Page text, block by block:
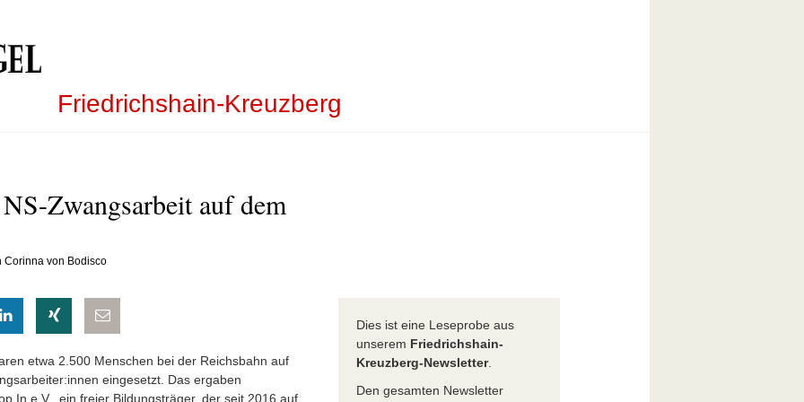
Friedrichshain-Kreuzberg
Zwangsarbeit auf dem
Corinna von Bodisco
teilen
auf LinkedIn teilen
auf Xing teilenper E-Mail teilen
etwa 2.500 Menschen bei der Reichsbahn auf
eingesetzt. Das ergaben
In e.V., ein freier Bildungsträger, der seit 2016 auf
Dies ist eine Leseprobe aus
unserem Friedrichshain-
Kreuzberg-Newsletter.
Den gesamten Newsletter